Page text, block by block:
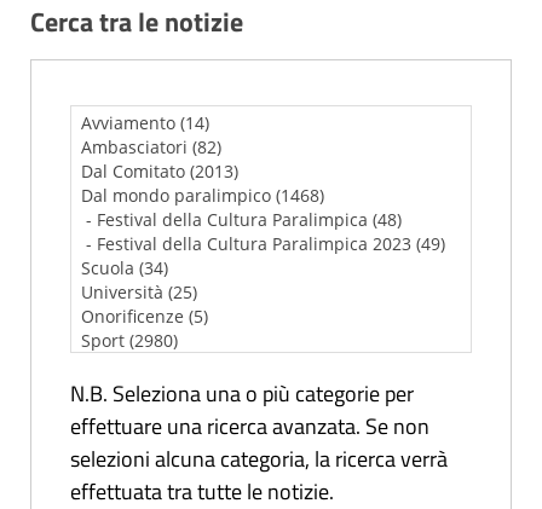
Cerca tra le notizie
N.B. Seleziona una o più categorie per
effettuare una ricerca avanzata. Se non
selezioni alcuna categoria, la ricerca verrà
effettuata tra tutte le notizie.